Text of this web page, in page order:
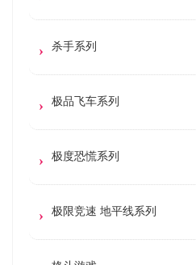
杀手系列
极品飞车系列
极度恐慌系列
极限竞速 地平线系列